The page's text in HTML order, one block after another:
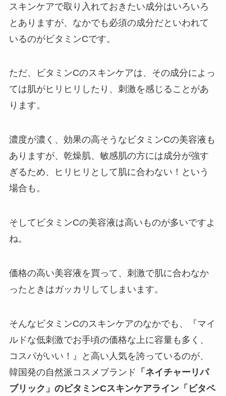
スキンケアで取り入れておきたい成分はいろいろ
とありますが、なかでも必須の成分だといわれて
いるのがビタミンCです。
ただ、ビタミンCのスキンケアは、その成分によっ
ては肌がヒリヒリしたり、刺激を感じることがあ
ります。
濃度が濃く、効果の高そうなビタミンCの美容液も
ありますが、乾燥肌、敏感肌の方には成分が強す
ぎるため、ヒリヒリとして肌に合わない！という
場合も。
そしてビタミンCの美容液は高いものが多いですよ
ね。
価格の高い美容液を買って、刺激で肌に合わなか
ったときはガッカリしてしまいます。
そんなビタミンCのスキンケアのなかでも、『マイ
ルドな低刺激でお手頃の価格な上に容量も多く、
コスパがいい！』と高い人気を誇っているのが、
韓国発の自然派コスメブランド 「ネイチャーリパ
ブリック」のビタミンCスキンケアライン「ビタペ